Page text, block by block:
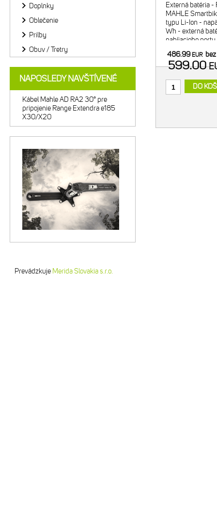
Externá batéria -
MAHLE
typu Li-Ion -
Wh - externá
nabíjacieho
objednať osobi
486.99EUR
599.00
DO
Doplnky
Oblečenie
Prilby
Obuv / Tretry
NAPOSLEDY NAVŠTÍVENÉ
Kábel Mahle AD RA2 30° pre
pripojenie Range Extendra e185
X30/X20
Prevádzkuje Merida Slovakia s.r.o.